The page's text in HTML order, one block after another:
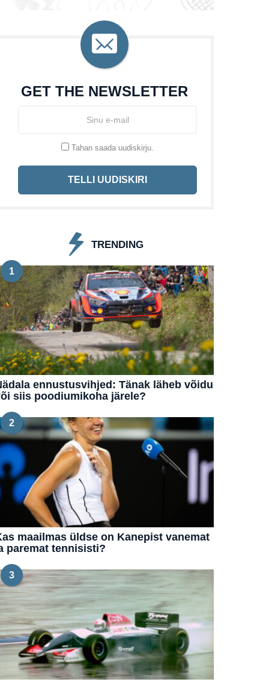
GET THE NEWSLETTER
Tahan saada uudiskirju.
TELLI UUDISKIRI
TRENDING
1
ennustusvihjed: Tänak läheb võidu
siis poodiumikoha järele?
2
maailmas üldse on Kanepist vanemat
paremat tennisisti?
3